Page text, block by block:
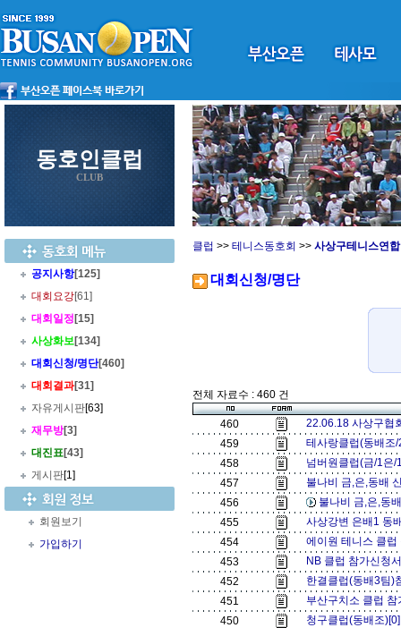
동호인클럽
CLUB
공지사항[125]
대회요강[61]
대회일정 [15]
사상화보[134]
대회신청/명단[460]
대회결과[31]
자유게시판[63]
재무방[3]
대진표[43]
게시판[1]
회원보기
가입하기
클럽 >> 테니스동호회 >> 사상구테니스연
대회신청/명단
전체 자료수 : 460 건
460
22.06.18 사상구협
459
테사랑클럽(동배
458
넘버원클럽(금/1은
457
불나비 금,은,동배
456
불나비 금,은,동
455
사상강변 은배1 동
454
에이원 테니스 클
453
NB 클럽 참가신청
452
한결클럽(동배3팀
451
부산구치소 클럽
450
청구클럽(동배조